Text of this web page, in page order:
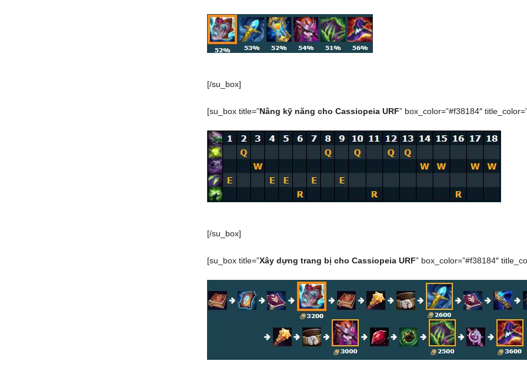
[/su_box]
[su_box title=”Nâng kỹ năng cho Cassiopeia URF” box_color=”#f38184″
[/su_box]
[su_box title=”Xây dựng trang bị cho Cassiopeia URF” box_color=”#f38184″